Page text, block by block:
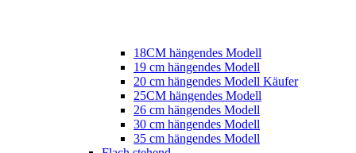
18CM hängendes Modell
19 cm hängendes Modell
20 cm hängendes Modell Käufer
25CM hängendes Modell
26 cm hängendes Modell
30 cm hängendes Modell
35 cm hängendes Modell